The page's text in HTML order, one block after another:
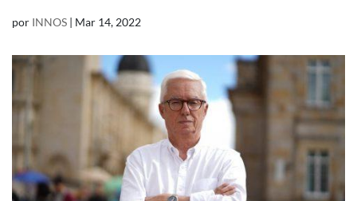
por INNOS | Mar 14, 2022